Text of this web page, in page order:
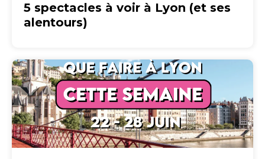
5 spectacles à voir à Lyon (et ses
alentours)